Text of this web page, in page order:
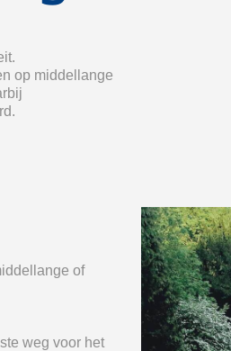
op middellange
of
weg voor het